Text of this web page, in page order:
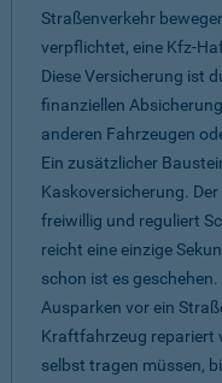
Straßenverkehr
verpflichtet, eine Kfz-
Diese Versicherung ist
finanziellen
anderen Fahrzeugen
Ein zusätzlicher
Kaskoversicherung.
freiwillig und reguliert
reicht eine einzige
schon ist es
Ausparken vor ein
Kraftfahrzeug repariert
selbst tragen müssen,